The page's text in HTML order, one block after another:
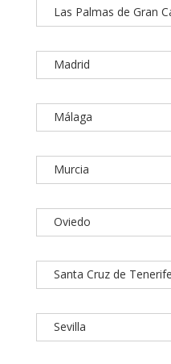
Las Palmas de Gran
Madrid
Málaga
Murcia
Oviedo
Santa Cruz de Tenerife
Sevilla